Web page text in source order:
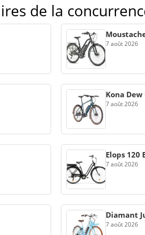
de la
7 août 2026
Kona Dew
7 août 2026
Elops 120
7 août 2026
Diamant
7 août 2026